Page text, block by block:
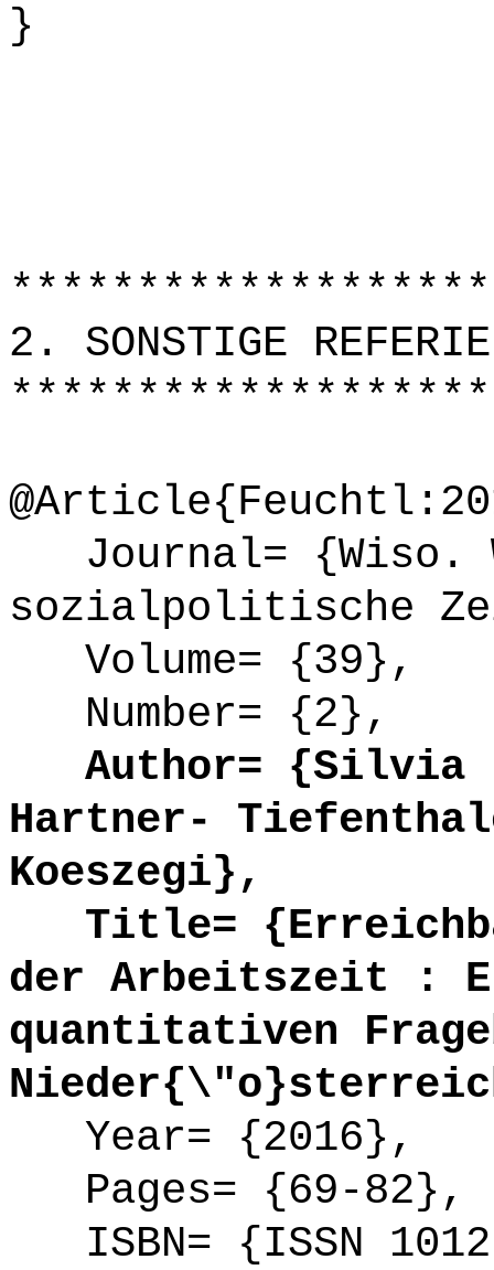
}
2. SONSTIGE
Journal= {Wiso.
sozialpolitische
Volume= {39},
Number= {2},
Author= {Silvia
Hartner-
Koeszegi},
Title=
der Arbeitszeit :
quantitativen
Year= {2016},
Pages= {69-82},
ISBN= {ISSN